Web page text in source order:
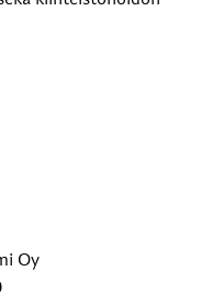
Oy